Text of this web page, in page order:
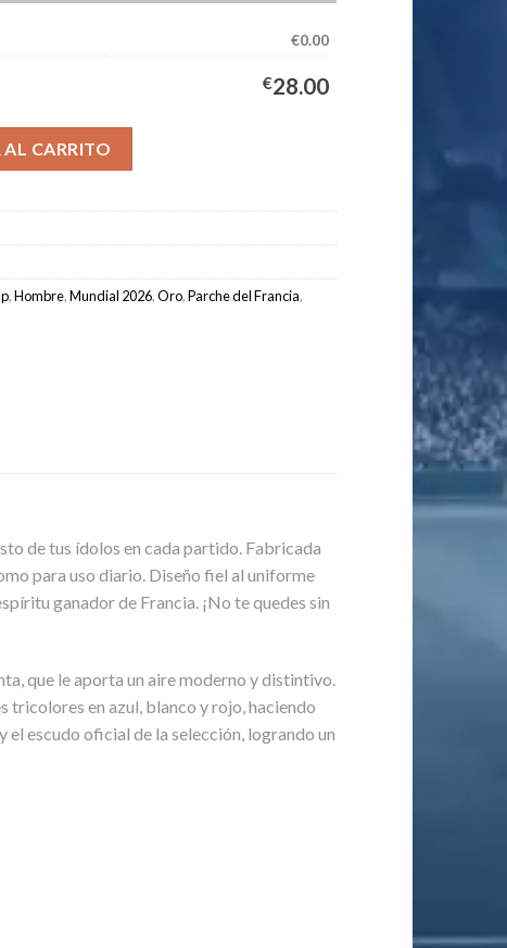
€0.00
€28.00
Hombre 2026/2027 - CHERKI #24 cantidad
CARRITO
,Hombre,Mundial 2026,Oro,Parche del Francia,
de tus ídolos en cada partido. Fabricada
para uso diario. Diseño fiel al uniforme
ganador de Francia. ¡No te quedes sin
que le aporta un aire moderno y distintivo.
tricolores en azul, blanco y rojo, haciendo
el escudo oficial de la selección, logrando un